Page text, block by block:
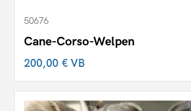
50676
Cane-Corso-Welpen
200,00 €VB